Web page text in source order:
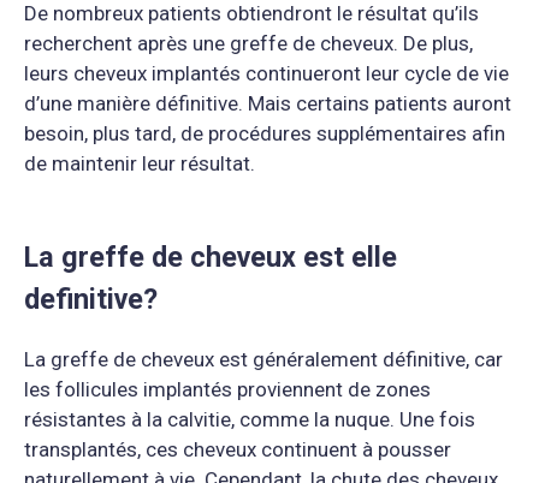
De nombreux patients obtiendront le résultat qu’ils
recherchent après une greffe de cheveux. De plus,
leurs cheveux implantés continueront leur cycle de vie
d’une manière définitive. Mais certains patients auront
besoin, plus tard, de procédures supplémentaires afin
de maintenir leur résultat.
La greffe de cheveux est elle
definitive?
La greffe de cheveux est généralement définitive, car
les follicules implantés proviennent de zones
résistantes à la calvitie, comme la nuque. Une fois
transplantés, ces cheveux continuent à pousser